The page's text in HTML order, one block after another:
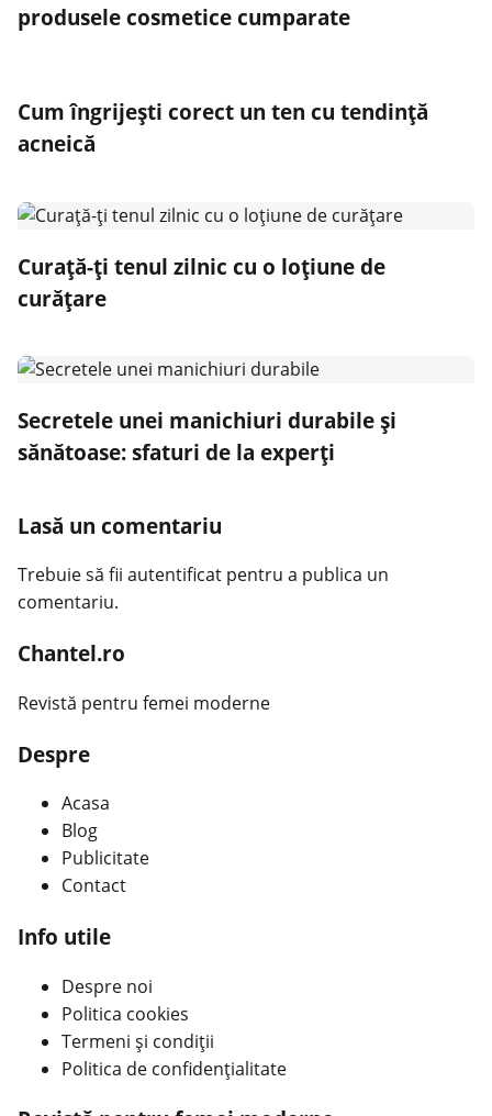
produsele cosmetice cumparate
Cum îngrijești corect un ten cu tendință
acneică
Curață-ți tenul zilnic cu o loțiune de
curățare
Secretele unei manichiuri durabile și
sănătoase: sfaturi de la experți
Lasă un comentariu
Trebuie să fii autentificat pentru a publica un
comentariu.
Chantel.ro
Revistă pentru femei moderne
Despre
Acasa
Blog
Publicitate
Contact
Info utile
Despre noi
Politica cookies
Termeni și condiții
Politica de confidențialitate